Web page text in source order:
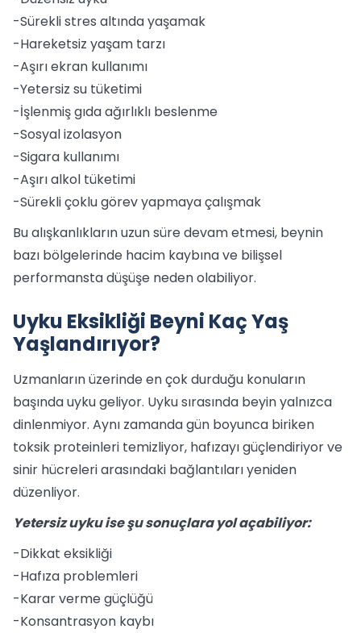
-Sürekli stres altında yaşamak
-Hareketsiz yaşam tarzı
-Aşırı ekran kullanımı
-Yetersiz su tüketimi
-İşlenmiş gıda ağırlıklı beslenme
-Sosyal izolasyon
-Sigara kullanımı
-Aşırı alkol tüketimi
-Sürekli çoklu görev yapmaya çalışmak
Bu alışkanlıkların uzun süre devam etmesi, beynin
bazı bölgelerinde hacim kaybına ve bilişsel
performansta düşüşe neden olabiliyor.
Uyku Eksikliği Beyni Kaç Yaş
Yaşlandırıyor?
Uzmanların üzerinde en çok durduğu konuların
başında uyku geliyor. Uyku sırasında beyin yalnızca
dinlenmiyor. Aynı zamanda gün boyunca biriken
toksik proteinleri temizliyor, hafızayı güçlendiriyor ve
sinir hücreleri arasındaki bağlantıları yeniden
düzenliyor.
Yetersiz uyku ise şu sonuçlara yol açabiliyor:
-Dikkat eksikliği
-Hafıza problemleri
-Karar verme güçlüğü
-Konsantrasyon kaybı